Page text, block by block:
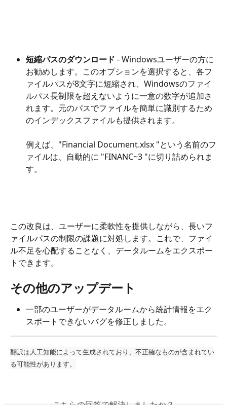
短縮パスのダウンロード - Windowsユーザーの方に
お勧めします。このオプションを選択すると、各フ
ァイルパスが8文字に短縮され、Windowsのファイ
ルパス長制限を超えないように一意の数字が追加さ
れます。元のパスでファイルを簡単に識別するため
のインデックスファイルも提供されます。
例えば、"Financial Document.xlsx "という名前のフ
ァイルは、自動的に "FINANC~3 "に切り詰められま
す。
この改良は、ユーザーに柔軟性を提供しながら、長いフ
ァイルパスの制限の課題に対処します。これで、ファイ
ル不足を心配することなく、データルームをエクスポー
トできます。
その他のアップデート
一部のユーザーがデータルームから統計情報をエク
スポートできないバグを修正しました。
翻訳は人工知能によって生成されており、不正確なものが含まれてい
る可能性があります。